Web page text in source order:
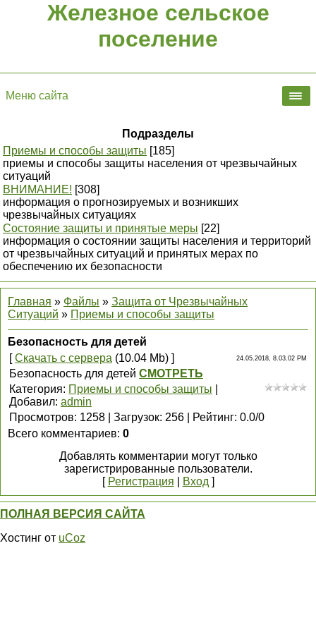
Железное сельское
поселение
Меню сайта
Подразделы
Приемы и способы защиты [185]
приемы и способы защиты населения от чрезвычайных
ситуаций
ВНИМАНИЕ! [308]
информация о прогнозируемых и возникших
чрезвычайных ситуациях
Состояние защиты и принятые меры [22]
информация о состоянии защиты населения и территорий
от чрезвычайных ситуаций и принятых мерах по
обеспечению их безопасности
Главная » Файлы » Защита от Чрезвычайных
Ситуаций » Приемы и способы защиты
Безопасность для детей
[Скачать с сервера (10.04 Mb) ] 24.05.2018, 8.03.02 PM
Безопасность для детей СМОТРЕТЬ
Категория: Приемы и способы защиты
Добавил: admin
Просмотров: 1258 Загрузок: 256 Рейтинг: 0.0/0
Всего комментариев: 0
Добавлять комментарии могут только
зарегистрированные пользователи.
[ Регистрация Вход ]
ПОЛНАЯ ВЕРСИЯ САЙТА
Хостинг от uCoz